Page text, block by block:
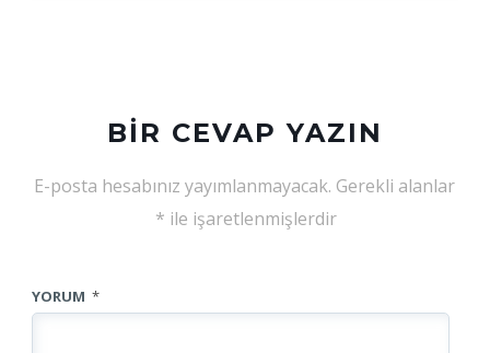
BIR CEVAP YAZIN
E-posta hesabınız yayımlanmayacak. Gerekli alanlar
* ile işaretlenmişlerdir
YORUM *